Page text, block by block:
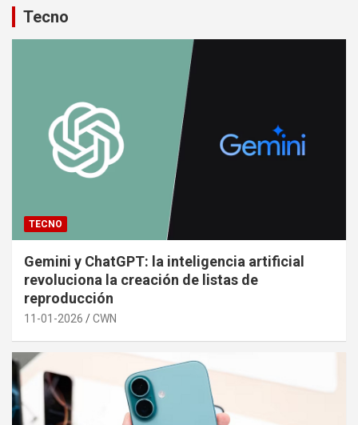
Tecno
TECNO
Gemini y ChatGPT: la inteligencia artificial
revoluciona la creación de listas de
reproducción
11-01-2026 CWN